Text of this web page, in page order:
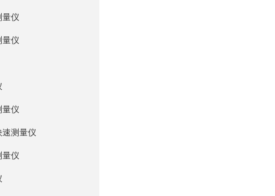
量仪
量仪
量仪
测量仪
量仪